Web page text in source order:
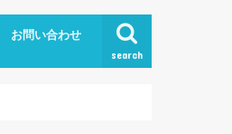
search
お問い合わせ